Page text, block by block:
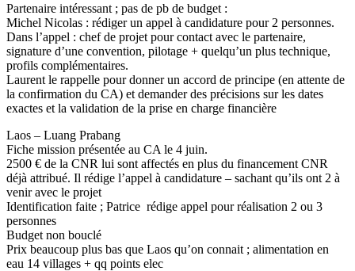
Partenaire intéressant ; pas de pb de budget :
Michel Nicolas : rédiger un appel à candidature pour 2 personnes.
Dans l’appel : chef de projet pour contact avec le partenaire,
signature d’une convention, pilotage + quelqu’un plus technique,
profils complémentaires.
Laurent le rappelle pour donner un accord de principe (en attente de
la confirmation du CA) et demander des précisions sur les dates
exactes et la validation de la prise en charge financière
Laos – Luang Prabang
Fiche mission présentée au CA le 4 juin.
2500 € de la CNR lui sont affectés en plus du financement CNR
déjà attribué. Il rédige l’appel à candidature – sachant qu’ils ont 2 à
venir avec le projet
Identification faite ; Patrice rédige appel pour réalisation 2 ou 3
personnes
Budget non bouclé
Prix beaucoup plus bas que Laos qu’on connait ; alimentation en
eau 14 villages + qq points elec